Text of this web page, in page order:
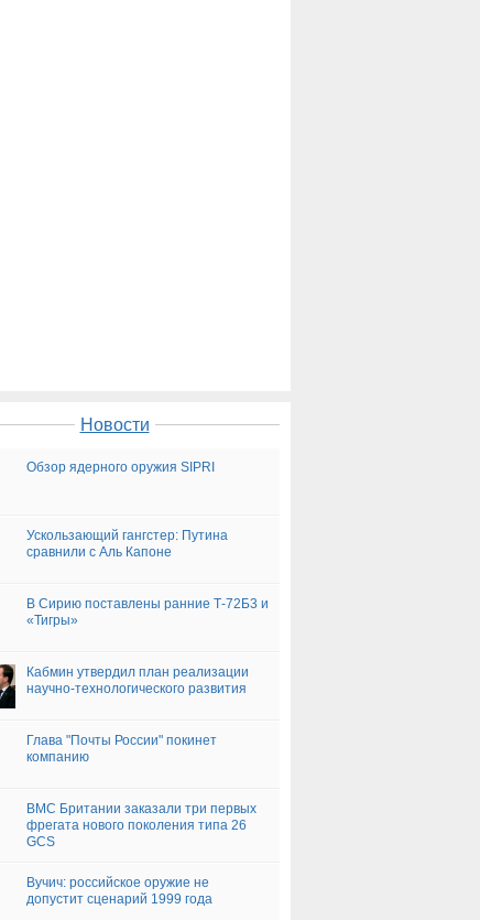
Новости
Обзор ядерного оружия SIPRI
Ускользающий гангстер: Путина
сравнили с Аль Капоне
В Сирию поставлены ранние Т-72Б3 и
«Тигры»
Кабмин утвердил план реализации
научно-технологического развития
Глава "Почты России" покинет
компанию
ВМС Британии заказали три первых
фрегата нового поколения типа 26
GCS
Вучич: российское оружие не
допустит сценарий 1999 года